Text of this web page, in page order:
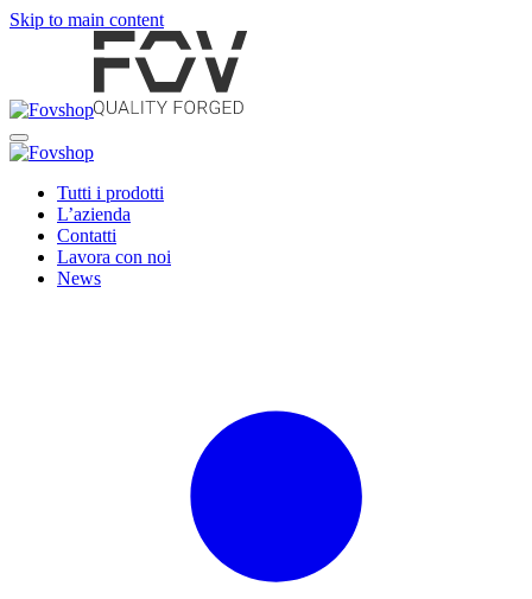
Skip to main content
Tutti i prodotti
L’azienda
Contatti
Lavora con noi
News